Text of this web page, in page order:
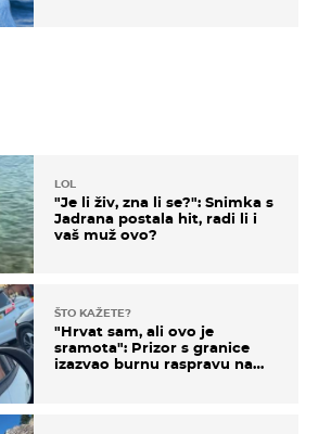
LOL
"Je li živ, zna li se?": Snimka s
Jadrana postala hit, radi li i
vaš muž ovo?
ŠTO KAŽETE?
"Hrvat sam, ali ovo je
sramota": Prizor s granice
izazvao burnu raspravu na